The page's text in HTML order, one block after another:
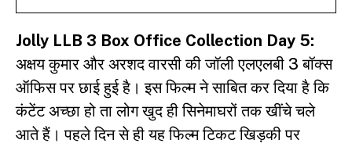
Jolly LLB 3 Box Office Collection Day 5:
अक्षय कुमार और अरशद वारसी की जॉली एलएलबी 3 बॉक्स
ऑफिस पर छाई हुई है। इस फिल्म ने साबित कर दिया है कि
कंटेंट अच्छा हो ता लोग खुद ही सिनेमाघरों तक खींचे चले
आते हैं। पहले दिन से ही यह फिल्म टिकट खिड़की पर